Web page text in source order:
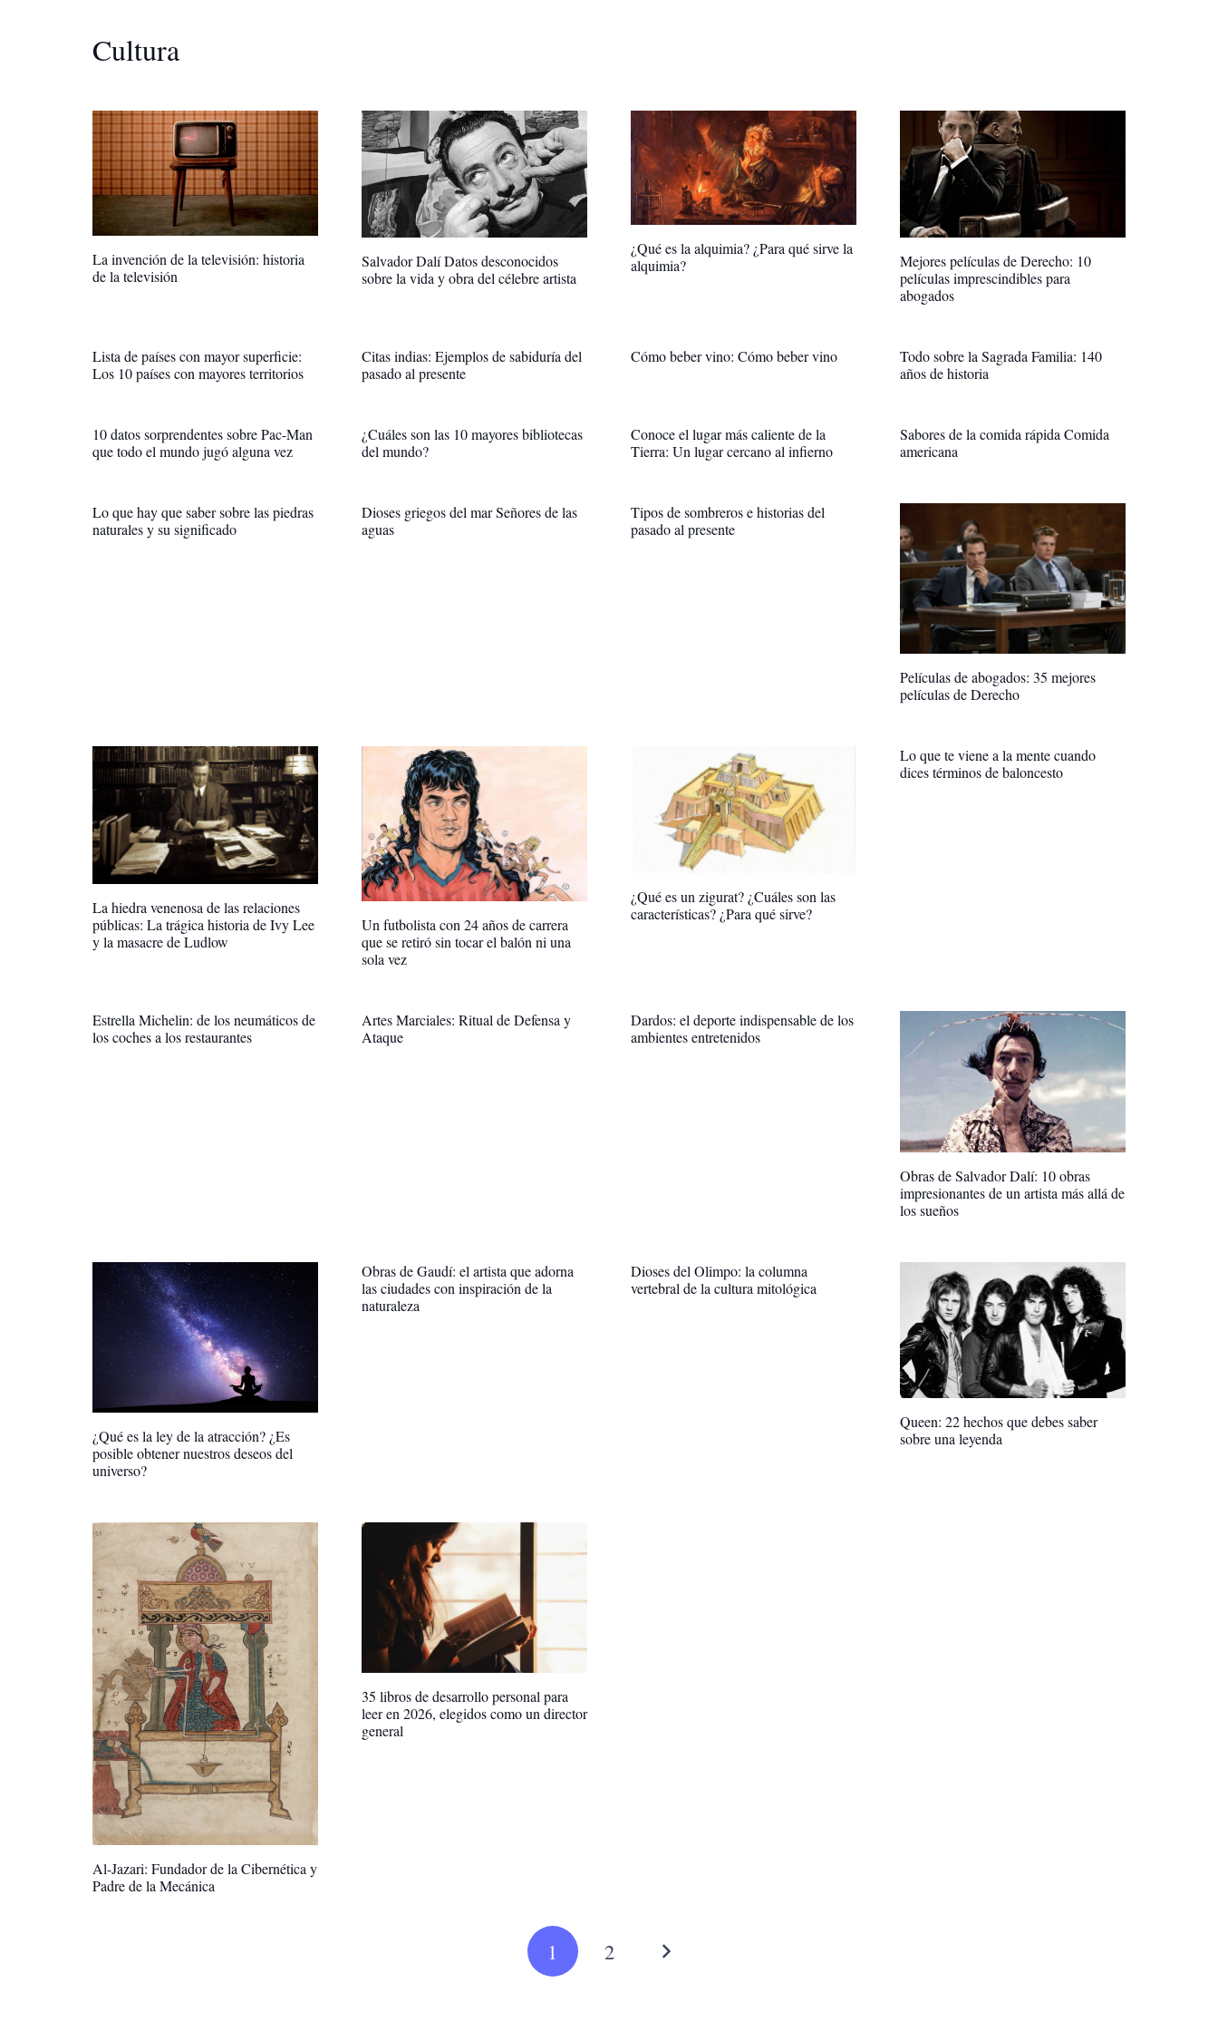
Cultura
La invención de la televisión: historia
de la televisión
Salvador Dalí Datos desconocidos
sobre la vida y obra del célebre artista
¿Qué es la alquimia? ¿Para qué sirve la
alquimia?
Mejores películas de Derecho: 10
películas imprescindibles para
abogados
Lista de países con mayor superficie:
Los 10 países con mayores territorios
Citas indias: Ejemplos de sabiduría del
pasado al presente
Cómo beber vino: Cómo beber vino
Todo sobre la Sagrada Familia: 140
años de historia
10 datos sorprendentes sobre Pac-Man
que todo el mundo jugó alguna vez
¿Cuáles son las 10 mayores bibliotecas
del mundo?
Conoce el lugar más caliente de la
Tierra: Un lugar cercano al infierno
Sabores de la comida rápida Comida
americana
Lo que hay que saber sobre las piedras
naturales y su significado
Dioses griegos del mar Señores de las
aguas
Tipos de sombreros e historias del
pasado al presente
Películas de abogados: 35 mejores
películas de Derecho
La hiedra venenosa de las relaciones
públicas: La trágica historia de Ivy Lee
y la masacre de Ludlow
Un futbolista con 24 años de carrera
que se retiró sin tocar el balón ni una
sola vez
¿Qué es un zigurat? ¿Cuáles son las
características? ¿Para qué sirve?
Lo que te viene a la mente cuando
dices términos de baloncesto
Estrella Michelin: de los neumáticos de
los coches a los restaurantes
Artes Marciales: Ritual de Defensa y
Ataque
Dardos: el deporte indispensable de los
ambientes entretenidos
Obras de Salvador Dalí: 10 obras
impresionantes de un artista más allá de
los sueños
¿Qué es la ley de la atracción? ¿Es
posible obtener nuestros deseos del
universo?
Obras de Gaudí: el artista que adorna
las ciudades con inspiración de la
naturaleza
Dioses del Olimpo: la columna
vertebral de la cultura mitológica
Queen: 22 hechos que debes saber
sobre una leyenda
Al-Jazari: Fundador de la Cibernética y
Padre de la Mecánica
35 libros de desarrollo personal para
leer en 2026, elegidos como un director
general
1 2